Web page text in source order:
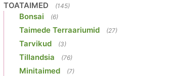
TOATAIMED (145)
Bonsai (6)
Taimede Terraariumid (27)
Tarvikud (3)
Tillandsia (76)
Minitaimed (7)